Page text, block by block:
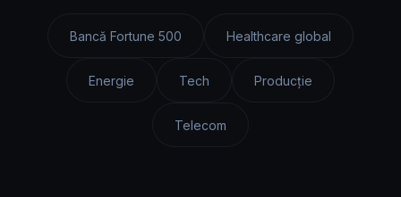
Bancă Fortune 500 Healthcare global
Energie Tech Producție
Telecom